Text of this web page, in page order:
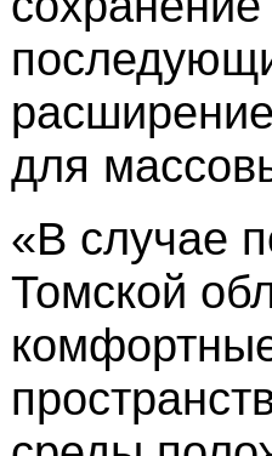
для
«В случае
Томской